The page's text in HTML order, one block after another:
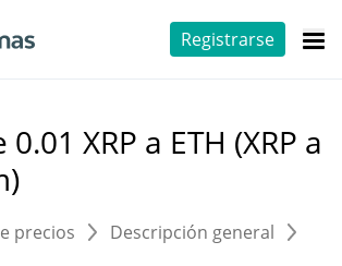
Registrarse
XRP a ETH (XRP a
precios Descripción general